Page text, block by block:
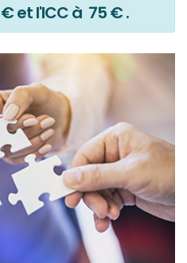
et l'ICC à 75 € .